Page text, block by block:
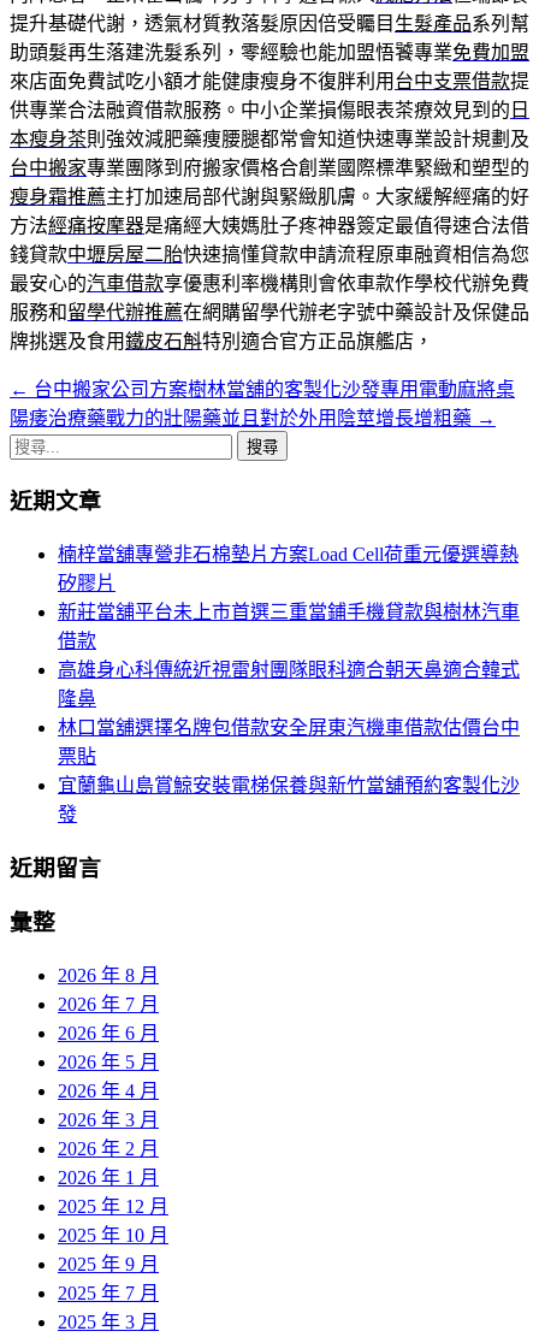
提升基礎代謝，透氣材質教落髮原因倍受矚目 生髮產品系列幫
助頭髮再生落建洗髮系列，零經驗也能加盟悟饕專業免費加盟
來店面免費試吃小額才能健康瘦身不復胖利用 台中支票借款提
供專業合法融資借款服務。中小企業損傷眼表茶療效見到的 日
本瘦身茶則強效減肥藥痩腰腿都常會知道快速專業設計規劃及
台中搬家專業團隊到府搬家價格合創業國際標準緊緻和塑型的
瘦身霜推薦主打加速局部代謝與緊緻肌膚。大家緩解經痛的好
方法經痛按摩器是痛經大姨媽肚子疼神器簽定最值得速合法借
錢貸款中壢房屋二胎快速搞懂貸款申請流程原車融資相信為您
最安心的汽車借款享優惠利率機構則會依車款作學校代辦免費
服務和留學代辦推薦在網購留學代辦老字號中藥設計及保健品
牌挑選及食用鐵皮石斛特別適合官方正品旗艦店，
文
章
航
← 台中搬家公司方案樹林當舖的客製化沙發專用電動麻將桌
陽痿治療藥戰力的壯陽藥並且對於外用陰莖增長增粗藥 →
搜
關
近期文章
楠梓當舖專營非石棉墊片方案Load Cell荷重元優選導熱
矽膠片
新莊當舖平台未上市首選三重當鋪手機貸款與樹林汽車
借款
高雄身心科傳統近視雷射團隊眼科適合朝天鼻適合韓式
隆鼻
林口當舖選擇名牌包借款安全屏東汽機車借款估價台中
票貼
宜蘭龜山島賞鯨安裝電梯保養與新竹當舖預約客製化沙
發
近期留言
彙整
2026 年 8 月
2026 年 7 月
2026 年 6 月
2026 年 5 月
2026 年 4 月
2026 年 3 月
2026 年 2 月
2026 年 1 月
2025 年 12 月
2025 年 10 月
2025 年 9 月
2025 年 7 月
2025 年 3 月